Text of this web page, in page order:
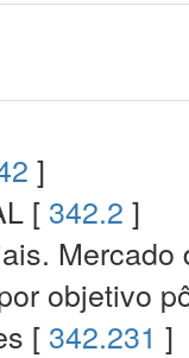
]
[ 342.2 ]
objetivo
[ 342.231 ]